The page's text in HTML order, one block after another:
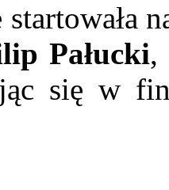
Pałucki,
się w